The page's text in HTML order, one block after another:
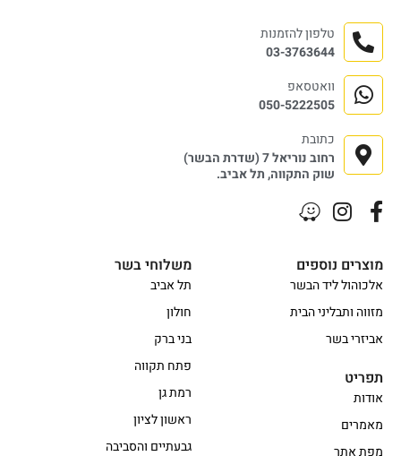
משלוחי בשר
תל אביב
חולון
בני ברק
פתח תקווה
רמת גן
ראשון לציון
גבעתיים והסביבה
מוצרים נוספים
אלכוהול ליד הבשר
מזווה ותבליני הבית
אביזרי בשר
תפריט
אודות
מאמרים
מפת אתר
טלפון להזמנות
03-3763644
וואטסאפ
050-5222505
כתובת
רחוב נוריאל 7 (שדרת הבשר)
שוק התקווה, תל אביב.